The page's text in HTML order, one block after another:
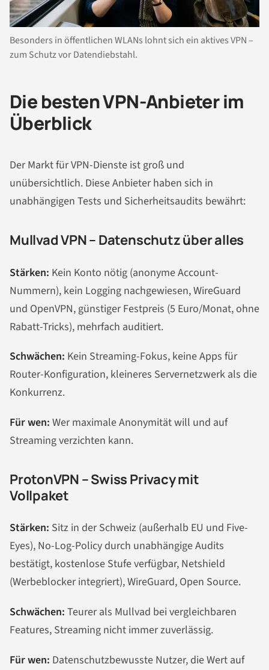
Besonders in öffentlichen WLANs lohnt sich ein aktives VPN –
zum Schutz vor Datendiebstahl.
Die besten VPN-Anbieter im
Überblick
Der Markt für VPN-Dienste ist groß und
unübersichtlich. Diese Anbieter haben sich in
unabhängigen Tests und Sicherheitsaudits bewährt:
Mullvad VPN – Datenschutz über alles
Stärken: Kein Konto nötig (anonyme Account-
Nummern), kein Logging nachgewiesen, WireGuard
und OpenVPN, günstiger Festpreis (5 Euro/Monat, ohne
Rabatt-Tricks), mehrfach auditiert.
Schwächen: Kein Streaming-Fokus, keine Apps für
Router-Konfiguration, kleineres Servernetzwerk als die
Konkurrenz.
Für wen: Wer maximale Anonymität will und auf
Streaming verzichten kann.
ProtonVPN – Swiss Privacy mit
Vollpaket
Stärken: Sitz in der Schweiz (außerhalb EU und Five-
Eyes), No-Log-Policy durch unabhängige Audits
bestätigt, kostenlose Stufe verfügbar, Netshield
(Werbeblocker integriert), WireGuard, Open Source.
Schwächen: Teurer als Mullvad bei vergleichbaren
Features, Streaming nicht immer zuverlässig.
Für wen: Datenschutzbewusste Nutzer, die Wert auf